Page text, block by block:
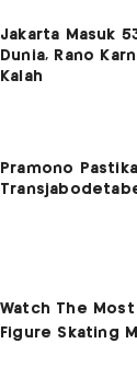
Jakarta Masuk
Dunia, Rano
Kalah
Pramono